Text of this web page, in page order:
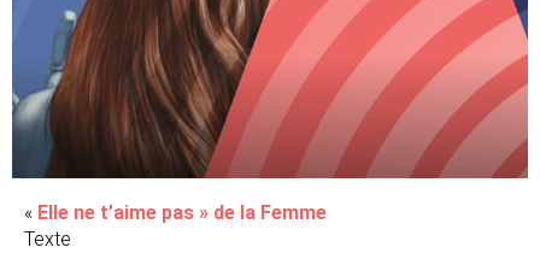
« Elle ne t’aime pas » de la Femme
Texte